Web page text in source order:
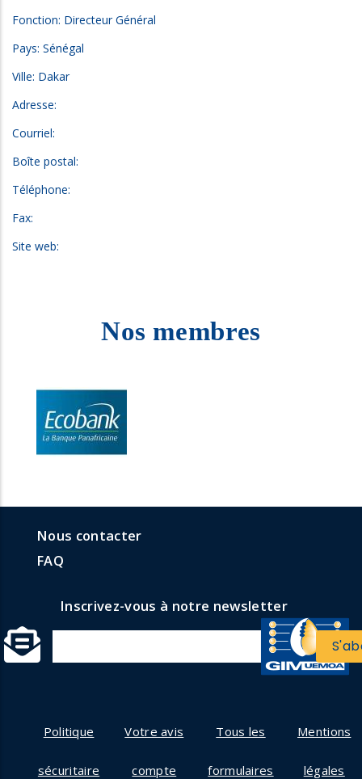
Fonction: Directeur Général
Pays: Sénégal
Ville: Dakar
Adresse:
Courriel:
Boîte postal:
Téléphone:
Fax:
Site web:
Nos membres
menuNous contacter
FAQ
Inscrivez-vous à notre newsletter
Menu
Politique
sécuritaire
Votre avis
compte
Tous les
formulaires
Mentions
légales